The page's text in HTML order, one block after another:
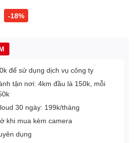
-18%
để sử dụng dịch vụ công ty
tận nơi: 4km đầu là 150k, mỗi
30 ngày: 199k/tháng
khi mua kèm camera
dụng